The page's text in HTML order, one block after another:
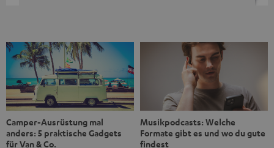
1956 begleitet das Magazin Jugendliche durch Rock und
Pop, kleine Schwärmereien und große Fragen. Zum 70.
Jubiläum werfen wir einen Blick zurück. Vom Filmheft zur
Jugendmarke: Wie die BRAVO ihren Ton fand Als die […]
Camper-Ausrüstung mal
anders: 5 praktische Gadgets
für Van & Co.
Musikpodcasts: Welche
Formate gibt es und wo du gute
findest